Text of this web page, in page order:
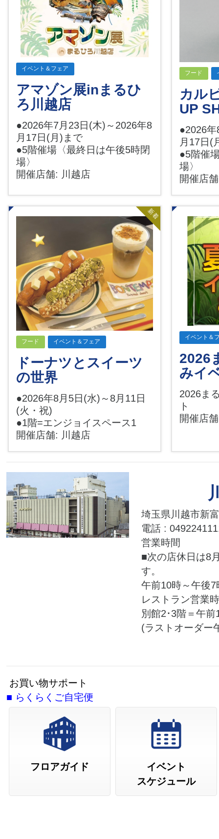
イベント＆フェア
アマゾン展inまるひ
ろ川越店
●2026年7月23日(木)～2026年8
月17日(月)まで
●5階催場〈最終日は午後5時閉
場〉
開催店舗: 川越店
フード
カル
UP
●2026
月17日(
●5階催
場〉
開催店
新着
フード イベント＆フェア
ドーナツとスイーツ
の世界
●2026年8月5日(水)～8月11日
(火・祝)
●1階=エンジョイスペース1
開催店舗: 川越店
イベント＆
2026
みイ
2026ま
ト
開催店
埼玉県川越市新
電話 :
営業時間
■次の店休日は8
す。
午前10時～午後7
レストラン営業
別館2･3階＝午
(ラストオーダー
お買い物サポート
■ らくらくご自宅便
フロアガイド
イベント
スケジュール